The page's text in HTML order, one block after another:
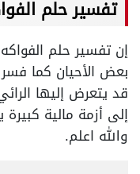
تفسير حلم
إن تفسير حلم
بعض الأحيان كما فسر
قد يتعرض إليها
إلى أزمة مالية
والله اعلم.